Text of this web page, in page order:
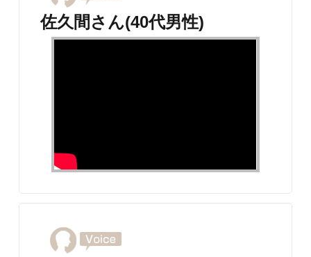
佐久間さん(40代男性)